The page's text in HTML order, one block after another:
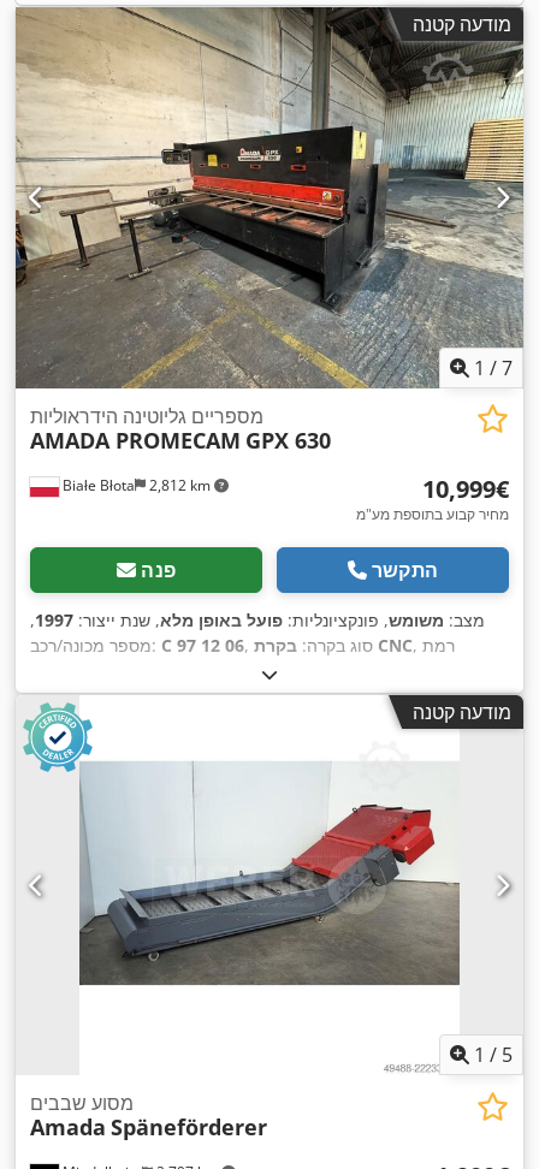
מודעה קטנה
1 /7
Białe Błota 2,812 km
מספריים גליוטינה הידראוליות
AMADA PROMECAM GPX 630
‏10,999 ‏€
מחיר קבוע בתוספת מע"מ
פנה התקשר
מצב: משומש, פונקציונליות: פועל באופן מלא, שנת ייצור: 1997
,
מספר מכונה/רכב: C 97 12 06 , סוג בקרה: בקרת CNC, רמת
הידראולי
עובי מירבי של לוח:6 מ"מ , כוונון מד אחורי: מופעל CNC, מד מדף
אחורי:1,050 מ"מ
, מספר זרועות תמיכה:
ברז זווית
מודעה קטנה
1 / 5
מסוע שבבים
Amada Späneförderer